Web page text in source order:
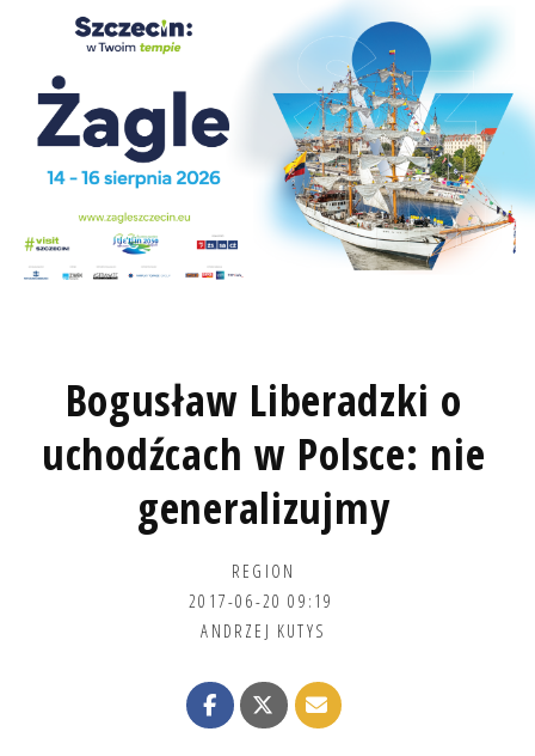
Bogusław Liberadzki o
uchodźcach w Polsce: nie
generalizujmy
REGION
2017-06-20 09:19
ANDRZEJ KUTYS